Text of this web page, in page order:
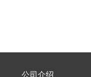
公司介绍